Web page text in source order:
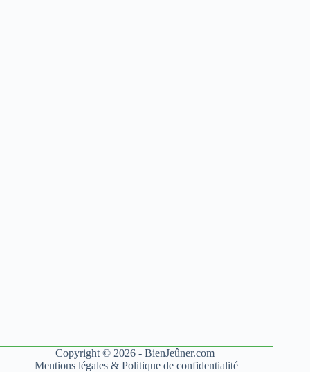
Copyright © 2026 - BienJeûner.com
Mentions légales &Politique de confidentialité